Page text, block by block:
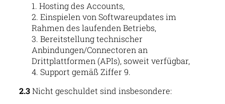
Hosting des Accounts,
Einspielen von Softwareupdates im
Rahmen des laufenden Betriebs,
Bereitstellung technischer
Anbindungen/Connectoren an
Drittplattformen (APIs), soweit verfügbar,
Support gemäß Ziffer 9.
2.3Nicht geschuldet sind insbesondere: